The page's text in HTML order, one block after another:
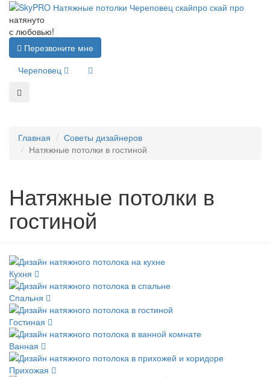
натянуто
с любовью!
Перезвоните мне
Череповец
Главная
Советы дизайнеров
Натяжные потолки в гостиной
Натяжные потолки в
гостиной
Кухня
Спальня
Гостиная
Ванная
Прихожая